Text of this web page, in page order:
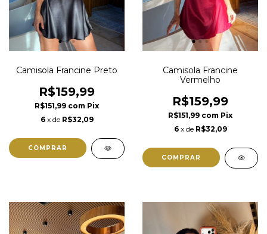
Camisola Francine Preto
R$159,99
R$151,99 com Pix
6 x de R$32,09
COMPRAR
Camisola Francine
Vermelho
R$159,99
R$151,99 com Pix
6 x de R$32,09
COMPRAR